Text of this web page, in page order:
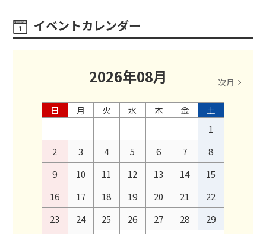
イベントカレンダー
2026年08月 次月
日 月 火 水 木 金
土
1
2
3 4 5 6 7
8
9
10 11 12 13 14
15
16
17 18 19 20 21
22
23
24 25 26 27 28
29